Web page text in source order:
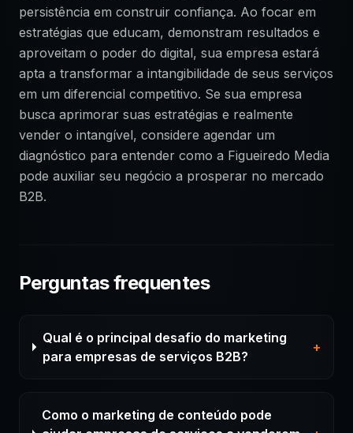
persistência em construir confiança. Ao focar em
estratégias que educam, demonstram resultados e
aproveitam o poder do digital, sua empresa estará
apta a transformar a intangibilidade de seus serviços
em um diferencial competitivo. Se sua empresa
busca aprimorar suas estratégias e realmente
vender o intangível, considere agendar um
diagnóstico para entender como a Figueiredo Media
pode auxiliar seu negócio a prosperar no mercado
B2B.
Perguntas frequentes
Qual é o principal desafio do marketing
para empresas de serviços B2B?
+
Como o marketing de conteúdo pode